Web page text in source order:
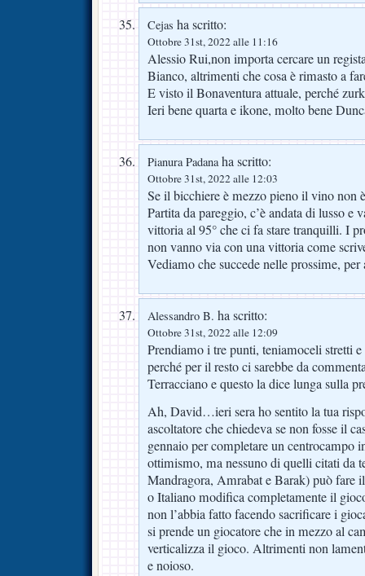
Cejas ha scritto:
Ottobre 31st, 2022 alle 11:16
Alessio Rui,non importa cercare un
Bianco, altrimenti che cosa è rimasto a
E visto il Bonaventura attuale, perché
Ieri bene quarta e ikone, molto bene
Pianura Padanaha scritto:
Ottobre 31st, 2022 alle 12:03
Se il bicchiere è mezzo pieno il vino non
Partita da pareggio, c’è andata di lusso e
vittoria al 95° che ci fa stare tranquilli. I
non vanno via con una vittoria come
Vediamo che succede nelle prossime,
Alessandro B. ha scritto:
Ottobre 31st, 2022 alle 12:09
Prendiamo i tre punti, teniamoceli stretti
perché per il resto ci sarebbe da
Terracciano e questo la dice lunga sulla
Ah, David…ieri sera ho sentito la tua
ascoltatore che chiedeva se non fosse il
gennaio per completare un centrocampo
ottimismo, ma nessuno di quelli citati da
Mandragora, Amrabat e Barak) può fare
o Italiano modifica completamente il
non l’abbia fatto facendo sacrificare i
si prende un giocatore che in mezzo al
verticalizza il gioco. Altrimenti non
e noioso.